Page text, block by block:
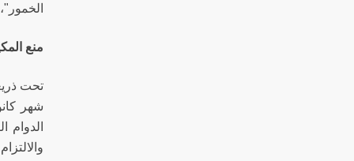
منع
تحت
شهر